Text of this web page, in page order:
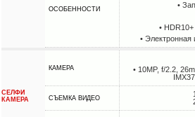
ОСОБЕННОСТИ
•
•
• Электронная
СЕЛФИ
КАМЕРА
КАМЕРА
• 10MP, f/2.2,
СЪЕМКА ВИДЕО